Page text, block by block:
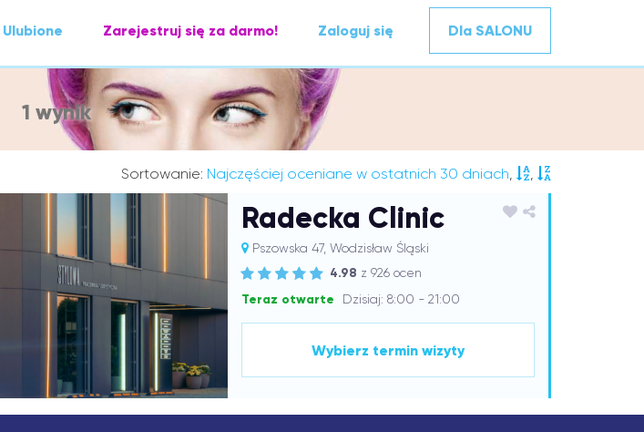
Ulubione Zarejestruj się za darmo! Zaloguj się Dla SALONU
1 wynik
Sortowanie: Najczęściej oceniane w ostatnich 30 dniach, ,
Radecka Clinic
Pszowska 47, Wodzisław Śląski
4.98 z 926 ocen
Teraz otwarte Dzisiaj: 8:00 - 21:00
Wybierz termin wizyty